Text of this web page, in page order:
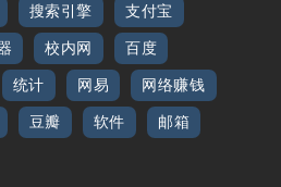
搜索引擎 支付宝
校内网 百度
统计 网易 网络赚钱
豆瓣 软件 邮箱